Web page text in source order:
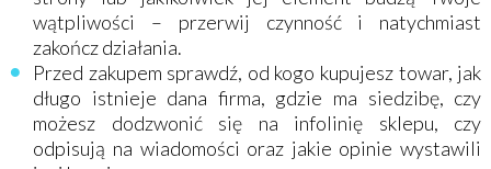
wątpliwości – przerwij czynność i natychmiast
zakończ działania.
Przed zakupem sprawdź, od kogo kupujesz towar, jak
długo istnieje dana firma, gdzie ma siedzibę, czy
możesz dodzwonić się na infolinię sklepu, czy
odpisują na wiadomości oraz jakie opinie wystawili